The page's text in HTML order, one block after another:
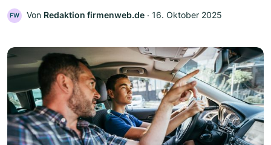
FW Von Redaktion firmenweb.de ‧ 16. Oktober 2025